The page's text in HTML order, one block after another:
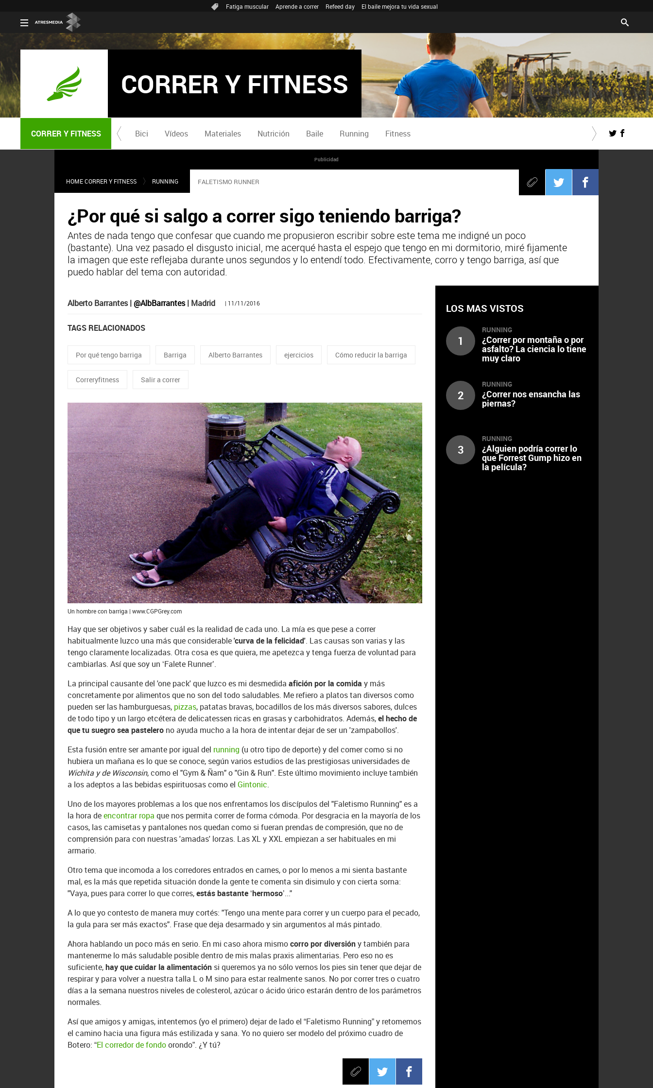
Fatiga muscular Aprende a correr Refeed day El baile mejora tu vida sexual
CORRER Y FITNESS
CORRER Y FITNESS Bici Vídeos Materiales Nutrición Baile Running Fitness
Publicidad
HOME CORRER Y FITNESS RUNNING FALETISMO RUNNER
¿Por qué si salgo a correr sigo teniendo barriga?
Antes de nada tengo que confesar que cuando me propusieron escribir sobre este tema me indigné un poco
(bastante). Una vez pasado el disgusto inicial, me acerqué hasta el espejo que tengo en mi dormitorio, miré fijamente
la imagen que este reflejaba durante unos segundos y lo entendí todo. Efectivamente, corro y tengo barriga, así que
puedo hablar del tema con autoridad.
Alberto Barrantes |@AlbBarrantes| Madrid | 11/11/2016
TAGS RELACIONADOS
Por qué tengo barriga Barriga Alberto Barrantes ejercicios Cómo reducir la barriga
Correryfitness Salir a correr
Un hombre con barriga | www.CGPGrey.com
Hay que ser objetivos y saber cuál es la realidad de cada uno. La mía es que pese a correr
habitualmente luzco una más que considerable'curva de la felicidad'. Las causas son varias y las
tengo claramente localizadas. Otra cosa es que quiera, me apetezca y tenga fuerza de voluntad para
cambiarlas. Así que soy un ‘Falete Runner’.
La principal causante del 'one pack' que luzco es mi desmedidaafición por la comida y más
concretamente por alimentos que no son del todo saludables. Me refiero a platos tan diversos como
pueden ser las hamburguesas, pizzas, patatas bravas, bocadillos de los más diversos sabores, dulces
de todo tipo y un largo etcétera de delicatessen ricas en grasas y carbohidratos. Además,el hecho de
que tu suegro sea pastelero no ayuda mucho a la hora de intentar dejar de ser un 'zampabollos'.
Esta fusión entre ser amante por igual del running (u otro tipo de deporte) y del comer como si no
hubiera un mañana es lo que se conoce, según varios estudios de las prestigiosas universidades de
Wichita y de Wisconsin, como el "Gym & Ñam" o "Gin & Run". Este último movimiento incluye también
a los adeptos a las bebidas espirituosas como el Gintonic.
Uno de los mayores problemas a los que nos enfrentamos los discípulos del "Faletismo Running" es a
la hora deencontrar ropa que nos permita correr de forma cómoda. Por desgracia en la mayoría de los
casos, las camisetas y pantalones nos quedan como si fueran prendas de compresión, que no de
comprensión para con nuestras 'amadas' lorzas. Las XL y XXL empiezan a ser habituales en mi
armario.
Otro tema que incomoda a los corredores entrados en carnes, o por lo menos a mi sienta bastante
mal, es la más que repetida situación donde la gente te comenta sin disimulo y con cierta sorna:
"Vaya, pues para correr lo que corres,estás bastante ‘hermoso’..."
A lo que yo contesto de manera muy cortés: "Tengo una mente para correr y un cuerpo para el pecado,
la gula para ser más exactos". Frase que deja desarmado y sin argumentos al más pintado.
Ahora hablando un poco más en serio. En mi caso ahora mismocorro por diversióny también para
mantenerme lo más saludable posible dentro de mis malas praxis alimentarias. Pero eso no es
suficiente,hay que cuidar la alimentación si queremos ya no sólo vernos los pies sin tener que dejar de
respirar y para volver a nuestra talla L o M sino para estar realmente sanos. No por correr tres o cuatro
días a la semana nuestros niveles de colesterol, azúcar o ácido úrico estarán dentro de los parámetros
normales.
Así que amigos y amigas, intentemos (yo el primero) dejar de lado el “Faletismo Running” y retomemos
el camino hacia una figura más estilizada y sana. Yo no quiero ser modelo del próximo cuadro de
Botero: “El corredor de fondoorondo”. ¿Y tú?
LOS MAS VISTOS
1
RUNNING
¿Correr por montaña o por
asfalto? La ciencia lo tiene
muy claro
2
RUNNING
¿Correr nos ensancha las
piernas?
3
RUNNING
¿Alguien podría correr lo
que Forrest Gump hizo en
la película?